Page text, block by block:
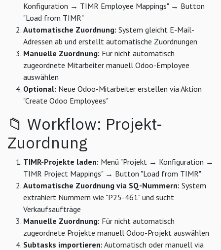
Konfiguration → TIMR Employee Mappings" → Button
"Load from TIMR"
Automatische Zuordnung: System gleicht E-Mail-
Adressen ab und erstellt automatische Zuordnungen
Manuelle Zuordnung: Für nicht automatisch
zugeordnete Mitarbeiter manuell Odoo-Employee
auswählen
Optional: Neue Odoo-Mitarbeiter erstellen via Aktion
"Create Odoo Employees"
📁 Workflow: Projekt-
Zuordnung
TIMR-Projekte laden: Menü "Projekt → Konfiguration →
TIMR Project Mappings" → Button "Load from TIMR"
Automatische Zuordnung via SQ-Nummern: System
extrahiert Nummern wie "P25-461" und sucht
Verkaufsaufträge
Manuelle Zuordnung: Für nicht automatisch
zugeordnete Projekte manuell Odoo-Projekt auswählen
Subtasks importieren: Automatisch oder manuell via